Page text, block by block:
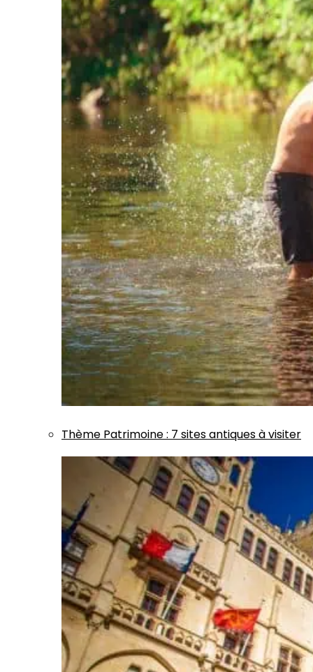
Thème Patrimoine: 7 sites antiques à visiter